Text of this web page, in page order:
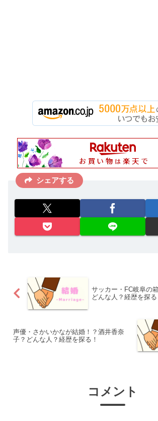
シェアする
サッカー・FC岐阜の
どんな人？経歴を探る
声優・さかいかなが結婚！？酒井香奈
子？どんな人？経歴を探る！
コメント